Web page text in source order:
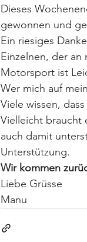
Dieses
gewonnen und
Ein riesiges
Einzelnen, der
Motorsport ist
Wer mich auf
Viele wissen,
Vielleicht braucht
auch damit
Unterstützung.
Wir kommen
Liebe Grüsse
Manu